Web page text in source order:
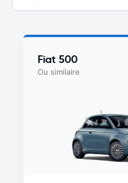
Fiat 500
Ou similaire